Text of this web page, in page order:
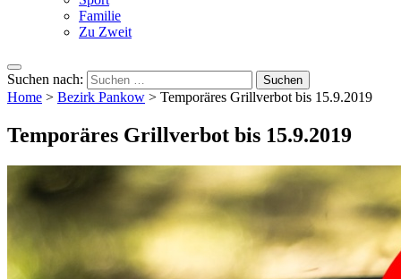
Familie
Zu Zweit
Suchen nach:
Home > Bezirk Pankow > Temporäres Grillverbot bis 15.9.2019
Temporäres Grillverbot bis 15.9.2019